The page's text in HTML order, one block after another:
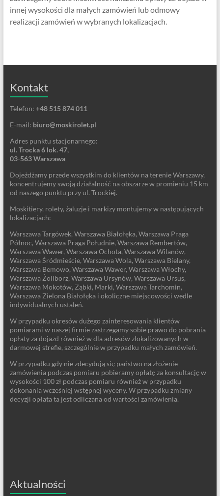
innej wysokości dla małych zamówień lub odmowy
realizacji zamówień w wybranych lokalizacjach.
Kontakt
Telefon: +48 515 874 011
E-mail: biuro@moskirolet.pl
Adres punktu stacjonarnego:
ul. Trocka 6 lok. 47,
03-563 Warszawa
Dojeżdżamy przede wszystkim do klientów na terenie Warszawy,
koncentrujemy swoją działalność na obszarze w promieniu 15 km
od naszego punktu przy ul. Trockiej.
Moskitiery, rolety, żaluzje i markizy montujemy w następujących
lokalizacjach:
Warszawa Targówek, Warszawa Białołęka, Warszawa Praga
Północ, Warszawa Praga Południe, Warszawa Rembertów,
Warszawa Wawer, Warszawa Ochota, Warszawa Wilanów,
Warszawa Śródmieście, Warszawa Wola, Warszawa Bielany,
Warszawa Bemowo, Warszawa Wawer, Warszawa Włochy,
Warszawa Żoliborz, Warszawa Ursynów, Warszawa Ursus,
Warszawa Mokotów, Ząbki, Marki, Warszawa Tarchomin,
Warszawa Zielona Białołęka i okoliczne miejscowości wedle
indywidualnych ustaleń.
W przypadku okresów dużego zainteresowania klientów
pomiarami w naszej firmie zastrzegamy sobie prawo do pobrania
opłaty za dojazd również w dla adresów zlokalizowanych w
darmowej strefie, szczególnie w przypadku małych zamówień.
W przypadku gdy nie zdecydują się państwo na złożenie
zamówienia podczas pomiaru pobieramy opłatę za konsultację w
wysokości 100 zł podczas pomiaru również w przypadku
dokonania wcześniej wstępnej wyceny. W przypadku zmiany
decyzji opłata ta jest odliczana od wartości zamówienia.
Aktualności